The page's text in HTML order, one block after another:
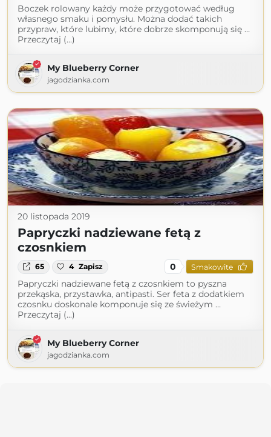
Boczek rolowany każdy może przygotować według
własnego smaku i pomysłu. Można dodać takich
przypraw, które lubimy, które dobrze skomponują się …
Przeczytaj (...)
My Blueberry Corner
jagodzianka.com
20 listopada 2019
Papryczki nadziewane fetą z
czosnkiem
65 4 Zapisz 0 Smakowite
Papryczki nadziewane fetą z czosnkiem to pyszna
przekąska, przystawka, antipasti. Ser feta z dodatkiem
czosnku doskonale komponuje się ze świeżym …
Przeczytaj (...)
My Blueberry Corner
jagodzianka.com